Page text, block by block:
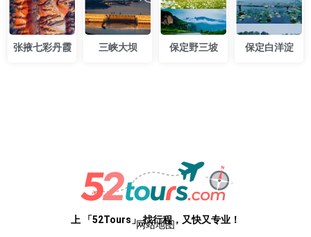
​张掖七彩丹霞​ 三峡大坝 保定野三坡 保定白洋淀
上 「52Tours」 找行程，又快又专业！
网站地图